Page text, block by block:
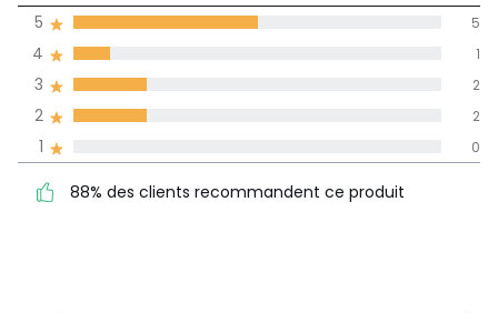
moyenne des avis
dans toutes les
4 1
51 0
2 2
3 2
4 1
5 5
88% des clients recommandent ce produit